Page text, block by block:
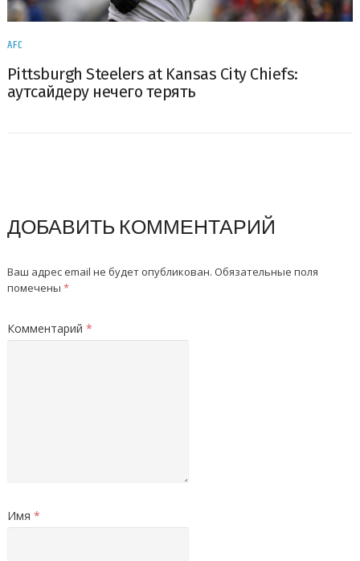
AFC
Pittsburgh Steelers at Kansas City Chiefs:
аутсайдеру нечего терять
ДОБАВИТЬ КОММЕНТАРИЙ
Ваш адрес email не будет опубликован. Обязательные поля
помечены *
Комментарий *
Имя *